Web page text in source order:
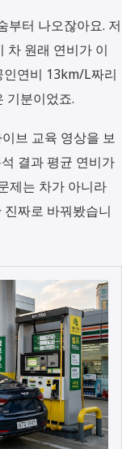
부터 나오잖아요. 저
차 원래 연비가 이
연비 13km/L짜리
기분이었죠.
브 교육 영상을 보
결과 평균 연비가
제는 차가 아니라
짜로 바꿔봤습니